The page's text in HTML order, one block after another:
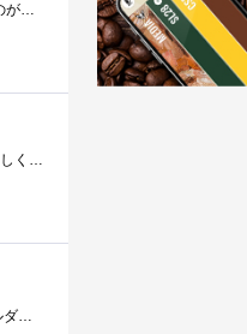
購入経緯 通勤時に荷物を少なくするため、MP3プレイヤー兼携帯として目をつけ ました。携帯で、MP3を再生できるのが、この機種だけ(他はwma)だ...
iPhoneとの2台持ちでほぼ通話専用で使っています。スゴ録（RDZ-D700）に登録して外出先からのリモート録画予約が激しく便利。
待ち受けのサイズがちょっと特殊。わしてきには初のワンセグだ。中古ですが、誰かもらってください。（本体＋卓上ホルダー＋説明書）いずれ�...